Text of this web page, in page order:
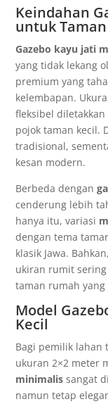
Keindahan
untuk Taman
Gazebo kayu jati
yang tidak lekang
premium yang
kelembapan.
fleksibel
pojok taman kecil.
tradisional,
kesan modern.
Berbeda dengan
cenderung lebih
hanya itu, variasi
dengan tema
klasik Jawa.
ukiran rumit
taman rumah yang
Model
Kecil
Bagi pemilik lahan
ukuran 2×2 meter
minimalis sangat
namun tetap